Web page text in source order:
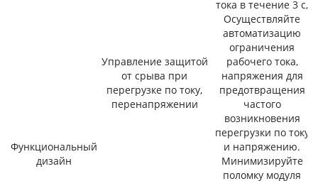
Функциональный
дизайн
тока в течение 3 с,
Управление защитой
от срыва при
перегрузке по току,
перенапряжении
Осуществляйте
автоматизацию
ограничения
рабочего тока,
напряжения для
предотвращения
частого
возникновения
перегрузки по току
и напряжению.
Минимизируйте
поломку модуля